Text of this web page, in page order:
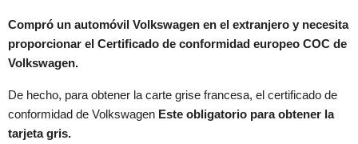
Compró un automóvil Volkswagen en el extranjero y necesita
proporcionar el Certificado de conformidad europeo COC de
Volkswagen.
De hecho, para obtener la carte grise francesa, el certificado de
conformidad de Volkswagen Este obligatorio para obtener la
tarjeta gris.